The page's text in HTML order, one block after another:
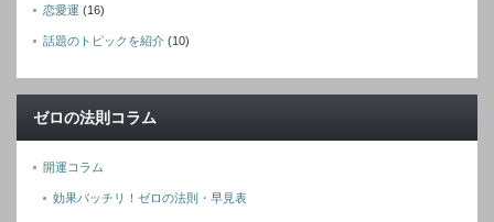
恋愛運 (16)
話題のトピックを紹介 (10)
ゼロの法則コラム
開運コラム
効果バッチリ！ゼロの法則・早見表